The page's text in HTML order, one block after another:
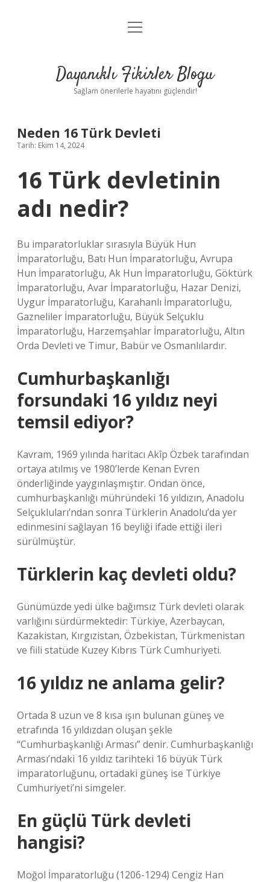
Anasayfa
Yasal Uyarı
menüyü
Dayanıklı Fikirler Blogu
Sağlam önerilerle hayatını güçlendir!
Neden 16 Türk Devleti
Tarih: Ekim 14, 2024
16 Türk devletinin
adı nedir?
Bu imparatorluklar sırasıyla Büyük Hun
İmparatorluğu, Batı Hun İmparatorluğu, Avrupa
Hun İmparatorluğu, Ak Hun İmparatorluğu, Göktürk
İmparatorluğu, Avar İmparatorluğu, Hazar Denizi,
Uygur İmparatorluğu, Karahanlı İmparatorluğu,
Gazneliler İmparatorluğu, Büyük Selçuklu
İmparatorluğu, Harzemşahlar İmparatorluğu, Altın
Orda Devleti ve Timur, Babür ve Osmanlılardır.
Cumhurbaşkanlığı
forsundaki 16 yıldız neyi
temsil ediyor?
Kavram, 1969 yılında haritacı Akîp Özbek tarafından
ortaya atılmış ve 1980’lerde Kenan Evren
önderliğinde yaygınlaşmıştır. Ondan önce,
cumhurbaşkanlığı mühründeki 16 yıldızın, Anadolu
Selçukluları’ndan sonra Türklerin Anadolu’da yer
edinmesini sağlayan 16 beyliği ifade ettiği ileri
sürülmüştür.
Türklerin kaç devleti oldu?
Günümüzde yedi ülke bağımsız Türk devleti olarak
varlığını sürdürmektedir: Türkiye, Azerbaycan,
Kazakistan, Kırgızistan, Özbekistan, Türkmenistan
ve fiili statüde Kuzey Kıbrıs Türk Cumhuriyeti.
16 yıldız ne anlama gelir?
Ortada 8 uzun ve 8 kısa ışın bulunan güneş ve
etrafında 16 yıldızdan oluşan şekle
“Cumhurbaşkanlığı Arması” denir. Cumhurbaşkanlığı
Arması’ndaki 16 yıldız tarihteki 16 büyük Türk
imparatorluğunu, ortadaki güneş ise Türkiye
Cumhuriyeti’ni simgeler.
En güçlü Türk devleti
hangisi?
Moğol İmparatorluğu (1206-1294) Cengiz Han